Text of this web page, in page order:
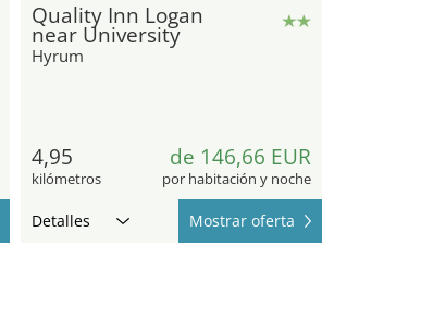
Quality Inn Logan
near University
Hyrum
4,95
kilómetros
de 146,66 EUR
por habitación y noche
Detalles Mostrar oferta